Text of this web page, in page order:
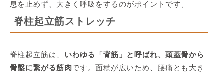
息を止めず、大きく呼吸をするのがポイントです。
脊柱起立筋ストレッチ
脊柱起立筋は、 いわゆる「背筋」と呼ばれ、頭蓋骨から
骨盤に繋がる筋肉です。面積が広いため、腰痛とも大き